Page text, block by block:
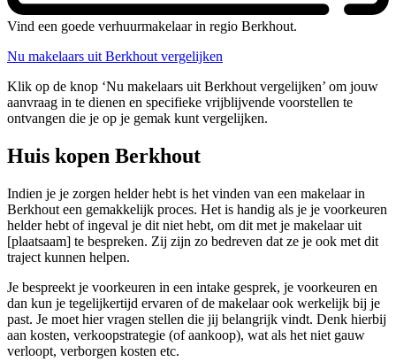
Vind een goede verhuurmakelaar in regio Berkhout.
Nu makelaars uit Berkhout vergelijken
Klik op de knop ‘Nu makelaars uit Berkhout vergelijken’ om jouw
aanvraag in te dienen en specifieke vrijblijvende voorstellen te
ontvangen die je op je gemak kunt vergelijken.
Huis kopen Berkhout
Indien je je zorgen helder hebt is het vinden van een makelaar in
Berkhout een gemakkelijk proces. Het is handig als je je voorkeuren
helder hebt of ingeval je dit niet hebt, om dit met je makelaar uit
[plaatsaam] te bespreken. Zij zijn zo bedreven dat ze je ook met dit
traject kunnen helpen.
Je bespreekt je voorkeuren in een intake gesprek, je voorkeuren en
dan kun je tegelijkertijd ervaren of de makelaar ook werkelijk bij je
past. Je moet hier vragen stellen die jij belangrijk vindt. Denk hierbij
aan kosten, verkoopstrategie (of aankoop), wat als het niet gauw
verloopt, verborgen kosten etc.